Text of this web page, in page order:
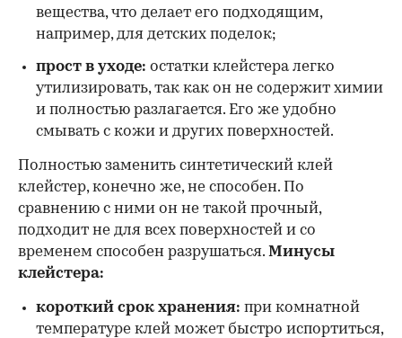
вещества, что делает его подходящим,
например, для детских поделок;
прост в уходе: остатки клейстера легко
утилизировать, так как он не содержит химии
и полностью разлагается. Его же удобно
смывать с кожи и других поверхностей.
Полностью заменить синтетический клей
клейстер, конечно же, не способен. По
сравнению с ними он не такой прочный,
подходит не для всех поверхностей и со
временем способен разрушаться. Минусы
клейстера:
короткий срок хранения: при комнатной
температуре клей может быстро испортиться,